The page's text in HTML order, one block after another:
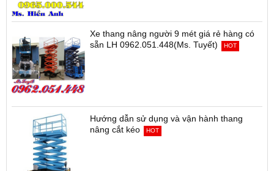
Xe thang nâng người 9 mét giá rẻ hàng có
sẵn LH 0962.051.448(Ms. Tuyết)
HOT
Hướng dẫn sử dụng và vận hành thang
nâng cắt kéo
HOT